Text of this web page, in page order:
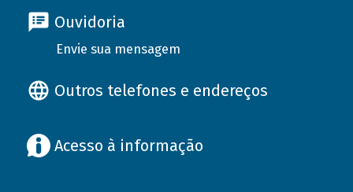
Ouvidoria
Envie sua mensagem
Outros telefones e endereços
Acesso à informação